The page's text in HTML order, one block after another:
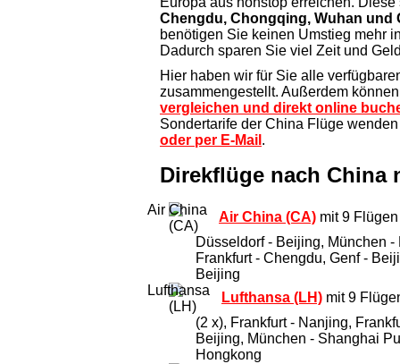
Chengdu, Chongqing, Wuhan und
benötigen Sie keinen Umstieg mehr
Dadurch sparen Sie viel Zeit und
Hier haben wir für Sie alle
zusammengestellt. Außerdem
vergleichen und direkt online
Sondertarife der China Flüge
oder per E-Mail .
Direkflüge nach China
Air China (CA) mit 9
Düsseldorf - Beijing, München
Frankfurt - Chengdu, Genf -
Beijing
Lufthansa (LH) mit 9
(2 x), Frankfurt - Nanjing,
Beijing, München - Shanghai
Hongkong